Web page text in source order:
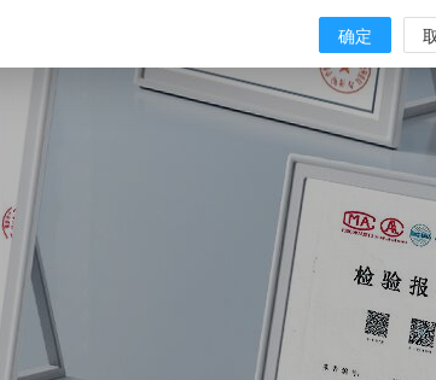
确定